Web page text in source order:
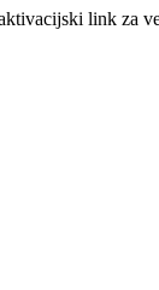
link za